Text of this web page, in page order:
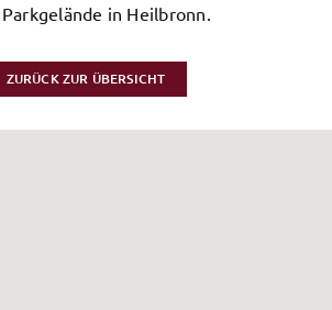
in Heilbronn.
ZURÜCK ZUR ÜBERSICHT